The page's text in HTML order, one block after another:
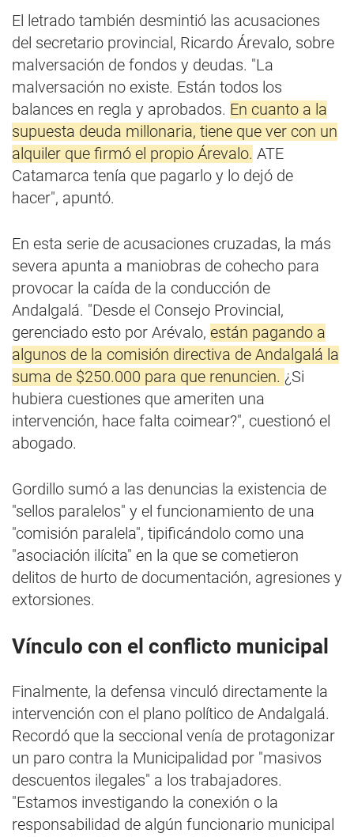
El letrado también desmintió las acusaciones
del secretario provincial, Ricardo Árevalo, sobre
malversación de fondos y deudas. "La
malversación no existe. Están todos los
balances en regla y aprobados. En cuanto a la
supuesta deuda millonaria, tiene que ver con un
alquiler que firmó el propio Árevalo. ATE
Catamarca tenía que pagarlo y lo dejó de
hacer", apuntó.
En esta serie de acusaciones cruzadas, la más
severa apunta a maniobras de cohecho para
provocar la caída de la conducción de
Andalgalá. "Desde el Consejo Provincial,
gerenciado esto por Arévalo, están pagando a
algunos de la comisión directiva de Andalgalá la
suma de $250.000 para que renuncien. ¿Si
hubiera cuestiones que ameriten una
intervención, hace falta coimear?", cuestionó el
abogado.
Gordillo sumó a las denuncias la existencia de
"sellos paralelos" y el funcionamiento de una
"comisión paralela", tipificándolo como una
"asociación ilícita" en la que se cometieron
delitos de hurto de documentación, agresiones y
extorsiones.
Vínculo con el conflicto municipal
Finalmente, la defensa vinculó directamente la
intervención con el plano político de Andalgalá.
Recordó que la seccional venía de protagonizar
un paro contra la Municipalidad por "masivos
descuentos ilegales" a los trabajadores.
"Estamos investigando la conexión o la
responsabilidad de algún funcionario municipal